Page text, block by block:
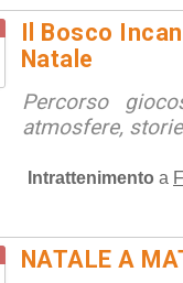
Il Bosco
Natale
Percorso
atmosfere,
Intrattenimento a
NATALE A